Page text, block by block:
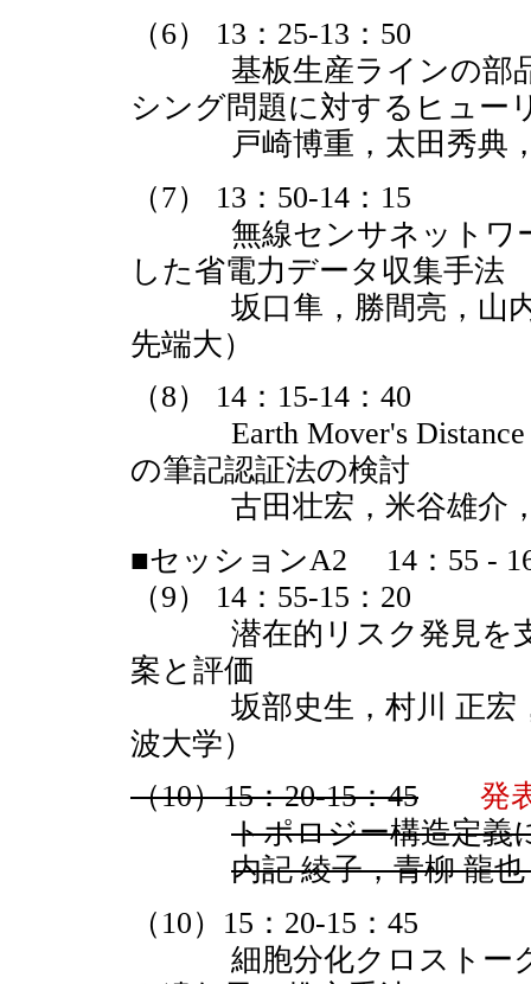
（6） 13：25-13：50
基板生産ラインの部品
シング問題に対するヒュー
戸崎博重，太田秀典，
（7） 13：50-14：15
無線センサネットワー
した省電力データ収集手法
坂口隼，勝間亮，山内
先端大）
（8） 14：15-14：40
Earth Mover's Distance
の筆記認証法の検討
古田壮宏，米谷雄介，
■セッションA2 14：55 -
（9） 14：55-15：20
潜在的リスク発見を支
案と評価
坂部史生，村川 正宏，
波大学）
（10）15：20-15：45
発
トポロジー構造定義
内記 綾子，青柳 龍
（10）15：20-15：45
細胞分化クロストーク